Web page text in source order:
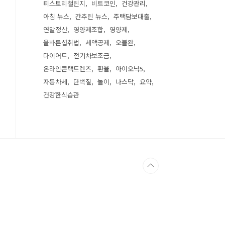
티스토리챌린지
비트코인
건강관리
아침 뉴스
간추린 뉴스
주택담보대출
연말정산
영양제조합
영양제
올바른섭취법
세액공제
오블완
다이어트
전기차보조금
온라인콘택트렌즈
환율
아이오닉5
자동차세
단백질 놀이 나스닥
요약
건강한식습관